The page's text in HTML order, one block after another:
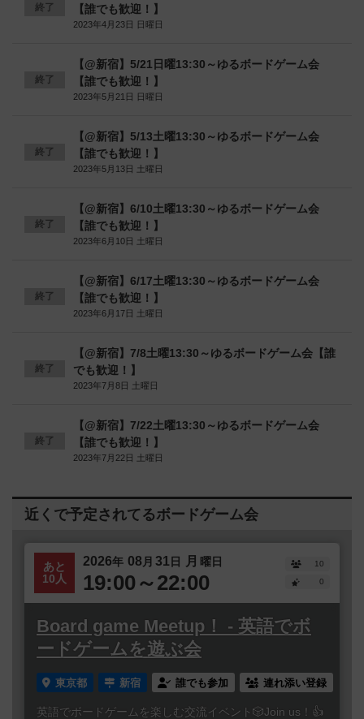
終了
【誰でも歓迎！】
2023年4月23日 日曜日
終了
【@新宿】5/21日曜13:30～ゆるボードゲーム会
【誰でも歓迎！】
2023年5月21日 日曜日
終了
【@新宿】5/13土曜13:30～ゆるボードゲーム会
【誰でも歓迎！】
2023年5月13日 土曜日
終了
【@新宿】6/10土曜13:30～ゆるボードゲーム会
【誰でも歓迎！】
2023年6月10日 土曜日
終了
【@新宿】6/17土曜13:30～ゆるボードゲーム会
【誰でも歓迎！】
2023年6月17日 土曜日
終了
【@新宿】7/8土曜13:30～ゆるボードゲーム会【誰
でも歓迎！】
2023年7月8日 土曜日
終了
【@新宿】7/22土曜13:30～ゆるボードゲーム会
【誰でも歓迎！】
2023年7月22日 土曜日
近くで予定されてるボードゲーム会
あと
10人
2026年 08 月 31日 月 曜日
19:00～22:00
10
0
Board game Meetup！ - 英語でボ
ードゲームを遊ぶ会
東京都 新宿 誰でも参加 連れ添い登録
英語でボードゲームを楽しむ交流イベント🎲Join us！👍